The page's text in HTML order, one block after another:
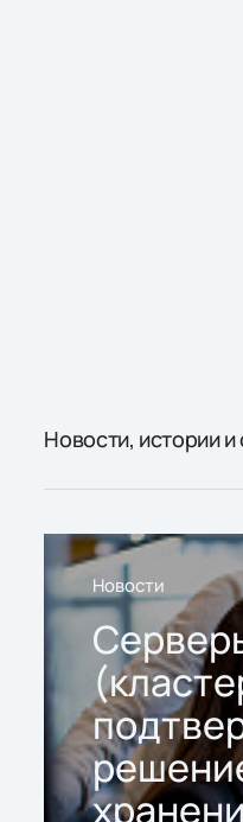
Новости, истории и
Новости